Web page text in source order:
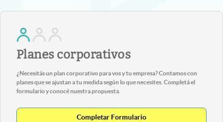
Planes corporativos
¿Necesitás un plan corporativo para vos y tu empresa? Contamos con
planes que se ajustan a tu medida según lo que necesites. Completá el
formulario y conocé nuestra propuesta.
Completar Formulario